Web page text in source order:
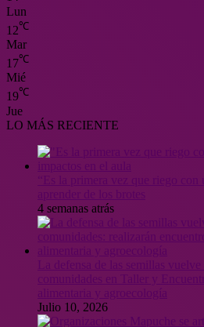
Lun
12℃
Mar
17℃
Mié
19℃
Jue
LO MÁS RECIENTE
4 semanas atrás
Julio 10, 2026